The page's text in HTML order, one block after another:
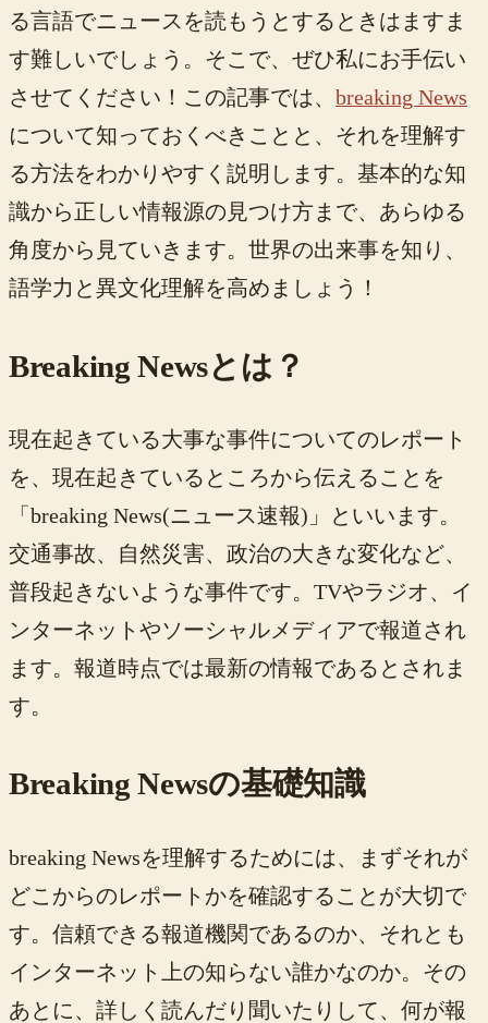
る言語でニュースを読もうとするときはますま
す難しいでしょう。そこで、ぜひ私にお手伝い
させてください！この記事では、 breaking News
について知っておくべきことと、それを理解す
る方法をわかりやすく説明します。基本的な知
識から正しい情報源の見つけ方まで、あらゆる
角度から見ていきます。世界の出来事を知り、
語学力と異文化理解を高めましょう！
Breaking Newsとは？
現在起きている大事な事件についてのレポート
を、現在起きているところから伝えることを
「breaking News(ニュース速報)」といいます。
交通事故、自然災害、政治の大きな変化など、
普段起きないような事件です。TVやラジオ、イ
ンターネットやソーシャルメディアで報道され
ます。報道時点では最新の情報であるとされま
す。
Breaking Newsの基礎知識
breaking Newsを理解するためには、まずそれが
どこからのレポートかを確認することが大切で
す。信頼できる報道機関であるのか、それとも
インターネット上の知らない誰かなのか。その
あとに、詳しく読んだり聞いたりして、何が報